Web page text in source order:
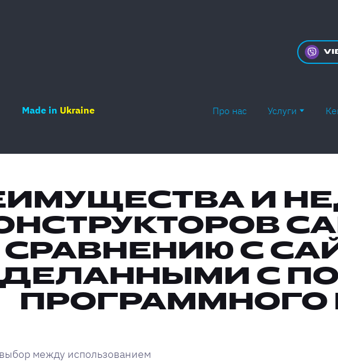
Made in Ukraine Про нас Услуги
И
СРАВНЕНИЮ С
С
ПРОГРАММНОГО
между использованием